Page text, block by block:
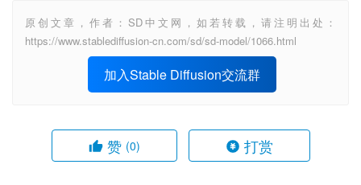
原创文章，作者：SD中文网，如若转载，请注明出处：
https://www.stablediffusion-cn.com/sd/sd-model/1066.html
加入Stable Diffusion交流群
赞 (0) 打赏